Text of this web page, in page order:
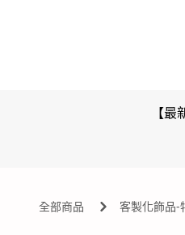
【
全部商品 客製化飾品-